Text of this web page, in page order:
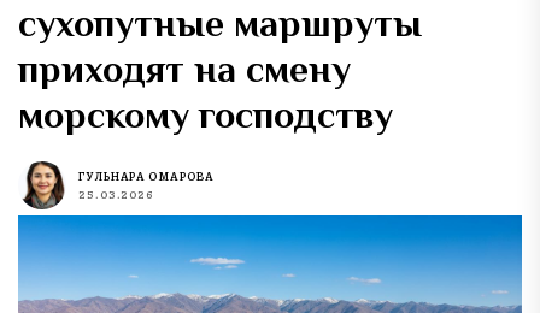
сухопутные маршруты
приходят на смену
морскому господству
ГУЛЬНАРА ОМАРОВА
25.03.2026